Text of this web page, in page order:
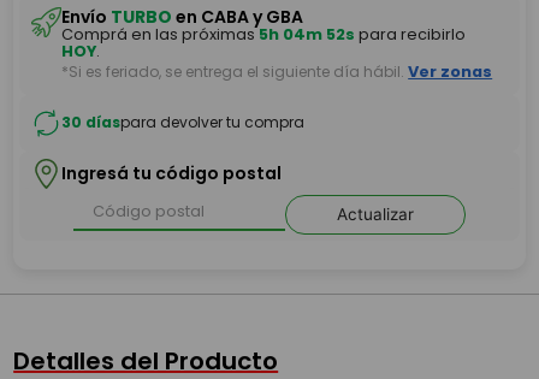
Envío TURBO en CABA y GBA
Comprá en las próximas5h 04m 52s para recibirlo
HOY.
*Si es feriado, se entrega el siguiente día hábil. Ver zonas
30 díaspara devolver tu compra
Ingresá tu código postal
Actualizar
Detalles del Producto